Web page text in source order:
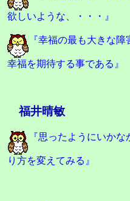
欲しいような、・・・』
『幸福の最も大きな
幸福を期待する事である』
福井晴敏
『思ったようにいか
り方を変えてみる』